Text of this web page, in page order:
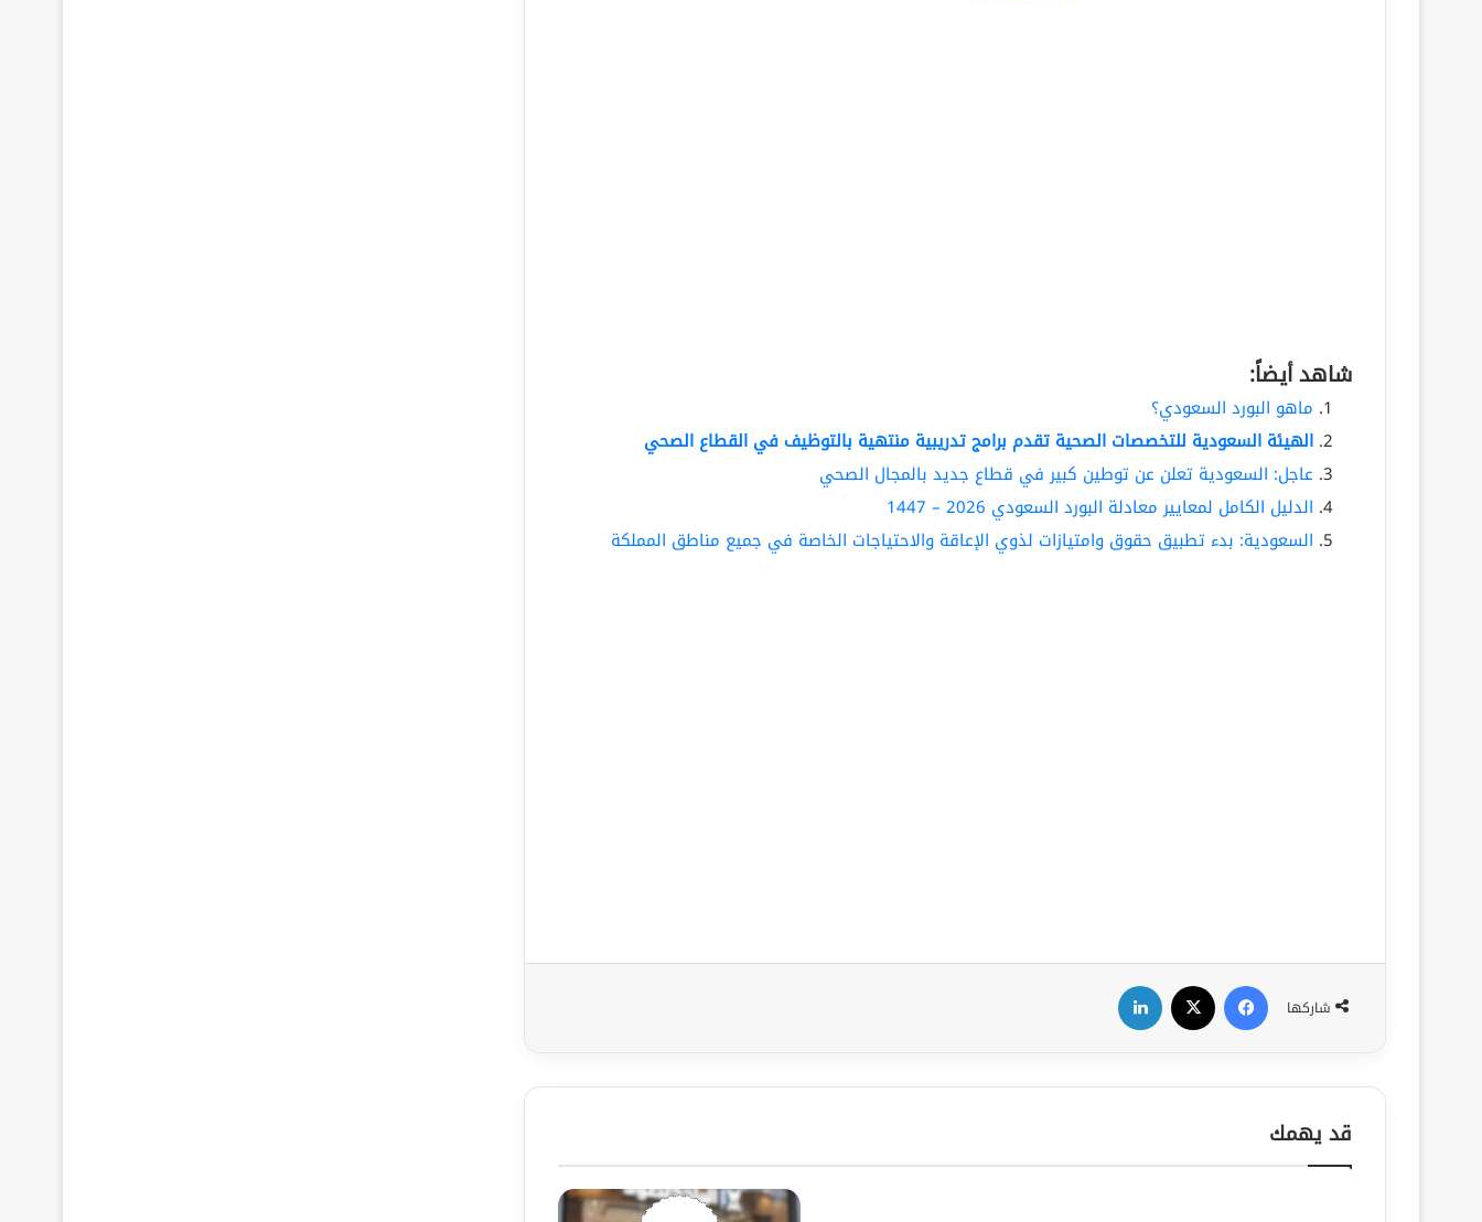
شاهد أيضاً:
ماهو البورد السعودي؟
الهيئة السعودية للتخصصات الصحية تقدم برامج تدريبية منتهية بالتوظيف في القطاع الصحي
عاجل: السعودية تعلن عن توطين كبير في قطاع جديد بالمجال الصحي
الدليل الكامل لمعايير معادلة البورد السعودي 2026 – 1447
السعودية: بدء تطبيق حقوق وامتيازات لذوي الإعاقة والاحتياجات الخاصة في جميع مناطق المملكة
شاركها
فيسبوك
قد يهمك